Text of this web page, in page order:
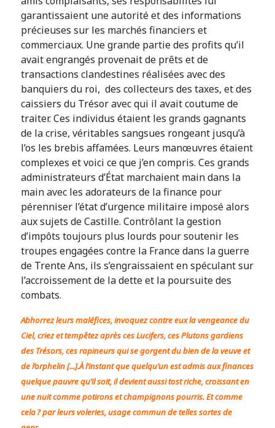
garantissaient une autorité et des informations
précieuses sur les marchés financiers et
commerciaux. Une grande partie des profits qu’il
avait engrangés provenait de prêts et de
transactions clandestines réalisées avec des
banquiers du roi, des collecteurs des taxes, et des
caissiers du Trésor avec qui il avait coutume de
traiter. Ces individus étaient les grands gagnants
de la crise, véritables sangsues rongeant jusqu’à
l’os les brebis affamées. Leurs manœuvres étaient
complexes et voici ce que j’en compris. Ces grands
administrateurs d’État marchaient main dans la
main avec les adorateurs de la finance pour
pérenniser l’état d’urgence militaire imposé alors
aux sujets de Castille. Contrôlant la gestion
d’impôts toujours plus lourds pour soutenir les
troupes engagées contre la France dans la guerre
de Trente Ans, ils s’engraissaient en spéculant sur
l’accroissement de la dette et la poursuite des
combats.
Abhorrez leurs maléfices, invoquez contre eux la vengeance du
Ciel, criez et tempêtez après ces Lucifers, ces Plutons gardiens
des Trésors, ces rapineurs qui se gorgent du bien de la veuve et
de l’orphelin [...].À l’instant que quelqu’un est admis aux finances
quelque pauvre qu’il soit, il devient aussi tost riche, croissant en
une nuit comme potirons et champignons pourris. Et comme
cela ? par leurs voleries, usage commun de telles sortes de